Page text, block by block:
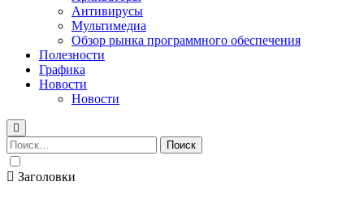
Антивирусы
Мультимедиа
Обзор рынка программного обеспечения
Полезности
Графика
Новости
Новости
Найти:
Заголовки